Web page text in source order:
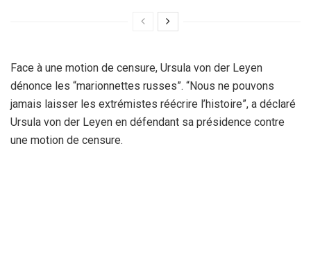
Face à une motion de censure, Ursula von der Leyen
dénonce les “marionnettes russes”. “Nous ne pouvons
jamais laisser les extrémistes réécrire l’histoire”, a déclaré
Ursula von der Leyen en défendant sa présidence contre
une motion de censure.